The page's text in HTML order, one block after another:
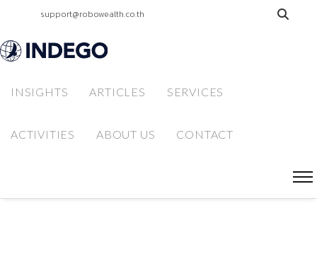
support@robowealth.co.th
+662 233 9995
INSIGHTS ARTICLES SERVICES
ACTIVITIES ABOUT US CONTACT